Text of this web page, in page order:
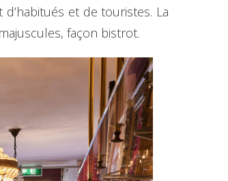
et de touristes. La
façon bistrot.